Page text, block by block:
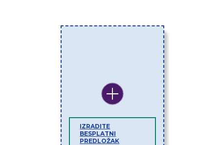
IZRADITE
BESPLATNI
PREDLOŽAK